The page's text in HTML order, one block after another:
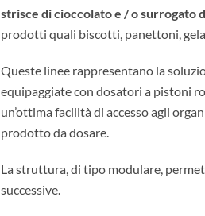
strisce di cioccolato e / o surrogato
prodotti quali biscotti, panettoni,
Queste linee rappresentano la
equipaggiate con dosatori a pistoni
un’ottima facilità di accesso agli
prodotto da dosare.
La struttura, di tipo modulare,
successive.